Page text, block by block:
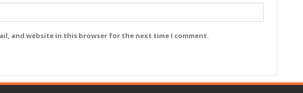
and website in this browser for the next time I comment.